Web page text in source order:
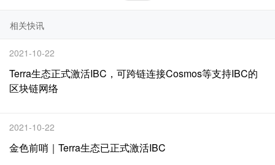
相关快讯
2021-10-22
Terra生态正式激活IBC，可跨链连接Cosmos等支持IBC的
区块链网络
2021-10-22
金色前哨｜Terra生态已正式激活IBC